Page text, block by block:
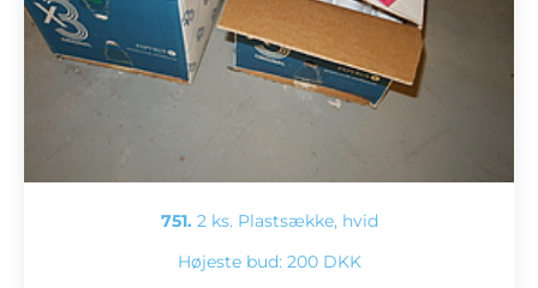
751. 2 ks. Plastsække, hvid
Højeste bud: 200 DKK